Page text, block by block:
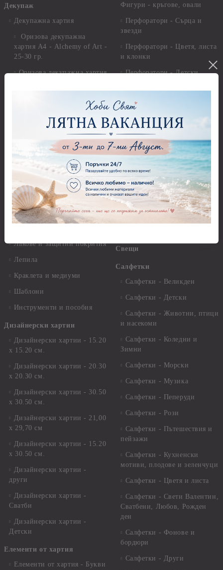
Декупаж
Декупажна хартия
Оризова декупажна
хартия А4 - Alchemy of Art -
25-30 гр.
Оризова декупажна хартия
Фина оризова декупажна
хартия Stamperia - 21 х
29.см. - 28гр.
Декупажна хартия - Други
Вакс пасти
Грунд, Основи, Релефни
пасти
Варак, Шлак метал, Фолио,
Лакове и защитни покрития
Лепила
Краклета и медиуми
Шаблони
Инструменти и пособия
Дизайнерски хартии
Дизайнерски хартии - 15.20
х 15.20 см.
Дизайнерски хартии - 20.30
х 20.30 см.
Дизайнерски хартии - 30.50
х 30.50 см.
Дизайнерски хартии - 21,00
х 29,70 см
Дизайнерски хартии - 15.20
x 30.50 см.
Дизайнерски хартии -
други
Дизайнерски хартии -
Сватби
Дизайнерски хартии -
Детски
Елементи от хартия
Елементи от хартия - Букви
Фигури - кръгове, овали
Перфоратори - Сърца и
звезди
Перфоратори - Цветя, листа
и клонки
Перфоратори - Детски
Перфоратори - Коледни и
Рисуване
Грунд и почистващи
разтвори
Платна за рисуване
Стативи и поставки
Четки и инструменти
Свещи
Салфетки
Салфетки - Великден
Салфетки - Детски
Салфетки - Животни, птици
и насекоми
Салфетки - Коледни и
Зимни
Салфетки - Морски
Салфетки - Музика
Салфетки - Пеперуди
Салфетки - Рози
Салфетки - Пътешествия и
пейзажи
Салфетки - Кухненски
мотиви, плодове и зеленчуци
Салфетки - Цветя и листа
Салфетки - Свети Валентин,
Сватбени, Любов, Рожден
ден
Салфетки - Фонове и
бордюри
Салфетки - Други